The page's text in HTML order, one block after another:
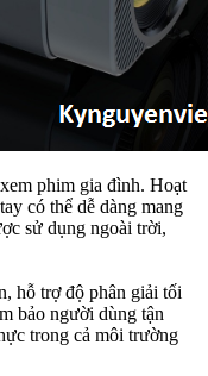
phim gia đình. Hoạt
có thể dễ dàng mang
sử dụng ngoài trời,
hỗ trợ độ phân giải tối
bảo người dùng tận
trong cả môi trường